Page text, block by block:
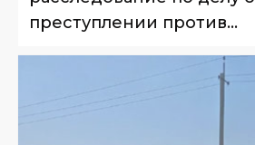
преступлении против